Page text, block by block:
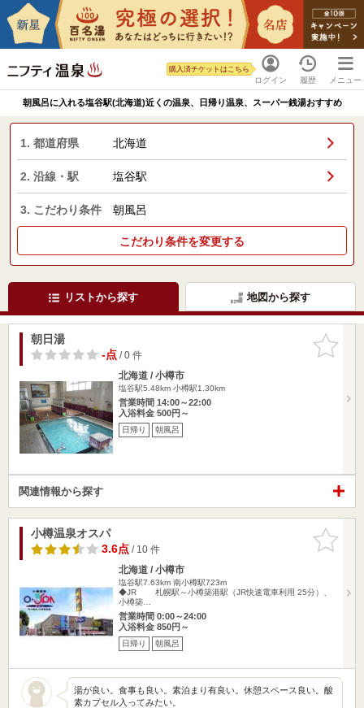
ログイン
購入済チケットはこちら
履歴 メニュー
朝風呂に入れる塩谷駅(北海道)近くの温泉、日帰り温泉、スーパー銭湯おすすめ
1. 都道府県 北海道
2. 沿線・駅 塩谷駅
3. こだわり条件 朝風呂
こだわり条件を変更する
リストから探す 地図から探す
お気に入
りに追加
朝日湯
-点/ 0 件
北海道 / 小樽市
塩谷駅5.48km 小樽駅1.30km
営業時間 14:00～22:00
入浴料金 500円～
日帰り 朝風呂
関連情報から探す
お気に入
りに追加
小樽温泉オスパ
3.6点/ 10 件
北海道 / 小樽市
塩谷駅7.63km 南小樽駅723m
◆JR 札幌駅～小樽築港駅（JR快速電車利用 25分）、
小樽築…
営業時間 0:00～24:00
入浴料金 850円～
日帰り 朝風呂
湯が良い。食事も良い。素泊まり有良い。休憩スペース良い。酸
素カプセル入ってみたい。